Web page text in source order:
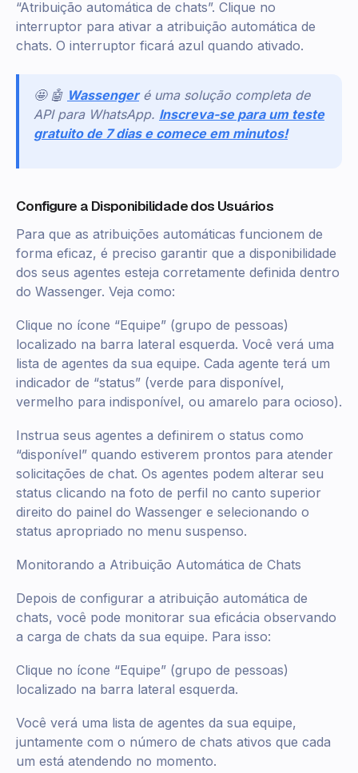
“Atribuição automática de chats”. Clique no
interruptor para ativar a atribuição automática de
chats. O interruptor ficará azul quando ativado.
🤩 🤖 Wassenger é uma solução completa de
API para WhatsApp. Inscreva-se para um teste
gratuito de 7 dias e comece em minutos!
Configure a Disponibilidade dos Usuários
Para que as atribuições automáticas funcionem de
forma eficaz, é preciso garantir que a disponibilidade
dos seus agentes esteja corretamente definida dentro
do Wassenger. Veja como:
Clique no ícone “Equipe” (grupo de pessoas)
localizado na barra lateral esquerda. Você verá uma
lista de agentes da sua equipe. Cada agente terá um
indicador de “status” (verde para disponível,
vermelho para indisponível, ou amarelo para ocioso).
Instrua seus agentes a definirem o status como
“disponível” quando estiverem prontos para atender
solicitações de chat. Os agentes podem alterar seu
status clicando na foto de perfil no canto superior
direito do painel do Wassenger e selecionando o
status apropriado no menu suspenso.
Monitorando a Atribuição Automática de Chats
Depois de configurar a atribuição automática de
chats, você pode monitorar sua eficácia observando
a carga de chats da sua equipe. Para isso:
Clique no ícone “Equipe” (grupo de pessoas)
localizado na barra lateral esquerda.
Você verá uma lista de agentes da sua equipe,
juntamente com o número de chats ativos que cada
um está atendendo no momento.